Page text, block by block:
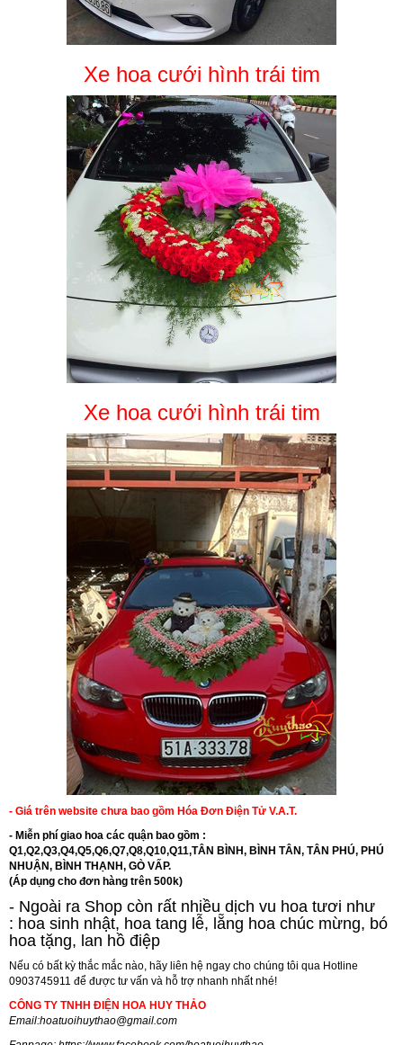
Xe hoa cưới hình trái tim
Xe hoa cưới hình trái tim
- Giá trên website chưa bao gồm Hóa Đơn Điện Tử V.A.T.
- Miễn phí giao hoa các quận bao gồm :
Q1,Q2,Q3,Q4,Q5,Q6,Q7,Q8,Q10,Q11,TÂN BÌNH, BÌNH TÂN, TÂN PHÚ, PHÚ
NHUẬN, BÌNH THẠNH, GÒ VẤP.
(Áp dụng cho đơn hàng trên 500k)
- Ngoài ra Shop còn rất nhiều dịch vu hoa tươi như
: hoa sinh nhật, hoa tang lễ, l ẵng hoa chúc mừng, bó
hoa tặng, lan hồ điệp
Nếu có bất kỳ thắc mắc nào, hãy liên hệ ngay cho chúng tôi qua Hotline
0903745911 để được tư vấn và hỗ trợ nhanh nhất nhé!
CÔNG TY TNHH ĐIỆN HOA HUY THẢO
Email:hoatuoihuythao@gmail.com